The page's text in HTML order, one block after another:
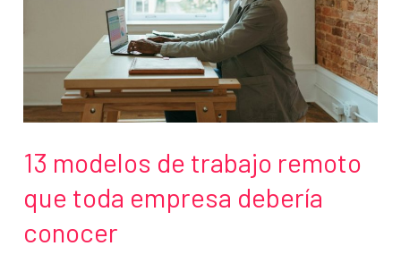
conciliar
13 modelos de trabajo remoto
que toda empresa debería
conocer